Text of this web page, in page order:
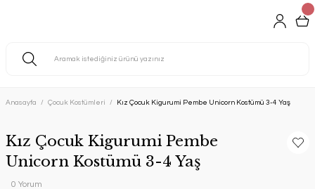
Anasayfa Çocuk Kostümleri Kız Çocuk Kigurumi Pembe Unicorn Kostümü 3-4 Yaş
Kız Çocuk Kigurumi Pembe
Unicorn Kostümü 3-4 Yaş
0 Yorum